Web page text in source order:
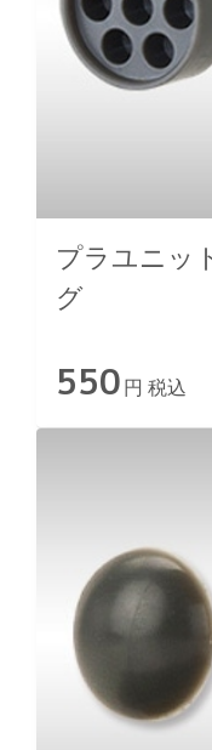
プラユニッ
グ
550 円 税込